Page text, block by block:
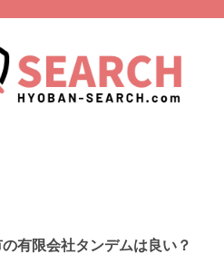
有限会社タンデムは良い？